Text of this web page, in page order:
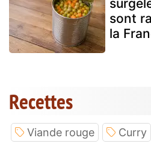
sont
la
Recettes
Viande rouge Curry